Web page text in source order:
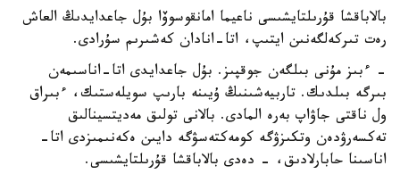
بالاباقشا قۇرىلتايشىسى ناعيما امانقوسوۆا بۇل جاعدايدىڭ العاش
رەت تىركەلگەنىن ايتىپ، اتا-انادان كەشىرىم سۇرادى.
- ءبىز مۇنى بىلگەن جوقپىز. بۇل جاعدايدى اتا-اناسىمەن
بىرگە بىلدىك. تاربيەشىنىڭ ۇيىنە بارىپ سويلەستىك، ءبىراق
ول ناقتى جاۋاپ بەرە المادى. بالانى تولىق مەديتسينالىق
تەكسەرۋدەن وتكىزۋگە كومەكتەسۋگە دايىن ەكەنىمىزدى اتا-
اناسىنا حابارلادىق، - دەدى بالاباقشا قۇرىلتايشىسى.